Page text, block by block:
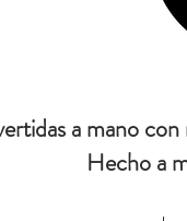
a mano
Hecho a